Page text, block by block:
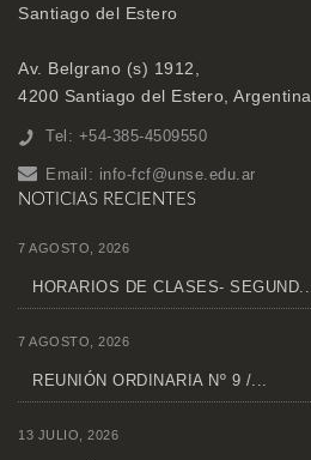
Santiago del Estero
Av. Belgrano (s) 1912,
4200 Santiago del Estero, Argentina
Tel: +54-385-4509550
Email: info-fcf@unse.edu.ar
NOTICIAS RECIENTES
7 AGOSTO, 2026
HORARIOS DE CLASES- SEGUND...
7 AGOSTO, 2026
REUNIÓN ORDINARIA Nº 9 /...
13 JULIO, 2026